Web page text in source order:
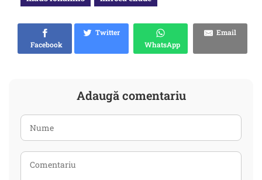
Facebook
Twitter
WhatsApp
Email
Adaugă comentariu